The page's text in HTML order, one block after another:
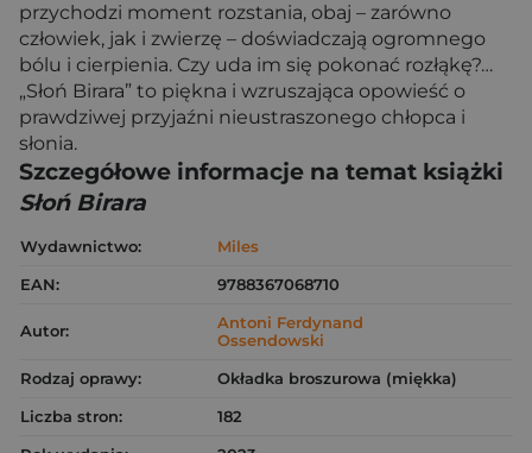
przychodzi moment rozstania, obaj – zarówno
człowiek, jak i zwierzę – doświadczają ogromnego
bólu i cierpienia. Czy uda im się pokonać rozłąkę?…
„Słoń Birara” to piękna i wzruszająca opowieść o
prawdziwej przyjaźni nieustraszonego chłopca i
słonia.
Szczegółowe informacje na temat książki
Słoń Birara
Wydawnictwo:
Miles
EAN:
9788367068710
Autor:
Antoni Ferdynand
Ossendowski
Rodzaj oprawy:
Okładka broszurowa (miękka)
Liczba stron:
182